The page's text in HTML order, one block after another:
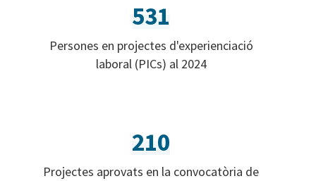
531
Persones en projectes d'experienciació
laboral (PICs) al 2024
210
Projectes aprovats en la convocatòria de